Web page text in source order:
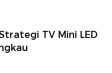
TV Mini LED